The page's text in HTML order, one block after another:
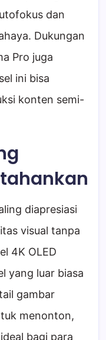
dan
Dukungan
Pro juga
ini bisa
konten semi-
diapresiasi
visual tanpa
4K OLED
yang luar biasa
gambar
menonton,
bagi para